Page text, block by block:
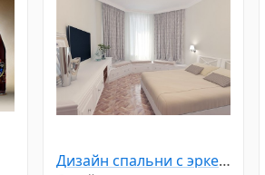
Дизайн спальни с эркерными окнами